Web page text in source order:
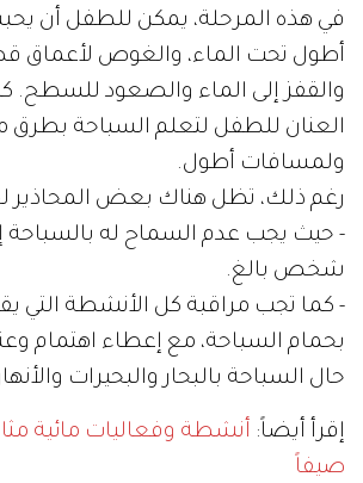
في هذه المرحلة، يمكن للطفل أن
أطول تحت الماء، والغوص لأعماق
والقفز إلى الماء والصعود للسطح.
العنان للطفل لتعلم السباحة بطرق
ولمسافات أطول.
رغم ذلك، تظل هناك بعض المحاذير
- حيث يجب عدم السماح له بالسباحة
شخص بالغ.
- كما تجب مراقبة كل الأنشطة التي
بحمام السباحة، مع إعطاء اهتمام
حال السباحة بالبحار والبحيرات
إقرأ أيضاً: أنشطة وفعاليات مائية
صيفاً